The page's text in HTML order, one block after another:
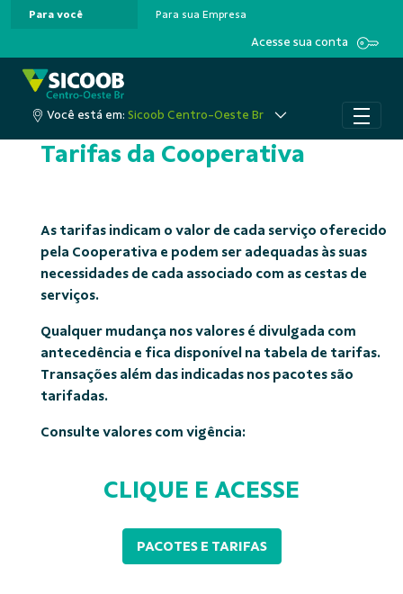
Pular para o Conteúdo principal
Para você Para sua Empresa
Acesse sua conta
Você está em: Sicoob Centro-Oeste Br
Tarifas da Cooperativa
As tarifas indicam o valor de cada serviço oferecido
pela Cooperativa e podem ser adequadas às suas
necessidades de cada associado com as cestas de
serviços.
Qualquer mudança nos valores é divulgada com
antecedência e fica disponível na tabela de tarifas.
Transações além das indicadas nos pacotes são
tarifadas.
Consulte valores com vigência:
CLIQUE E ACESSE
PACOTES E TARIFAS